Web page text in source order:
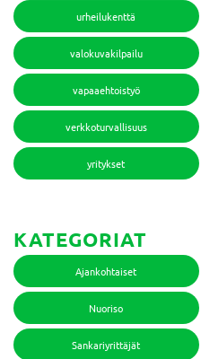
urheilukenttä
valokuvakilpailu
vapaaehtoistyö
verkkoturvallisuus
yritykset
KATEGORIAT
Ajankohtaiset
Nuoriso
Sankariyrittäjät